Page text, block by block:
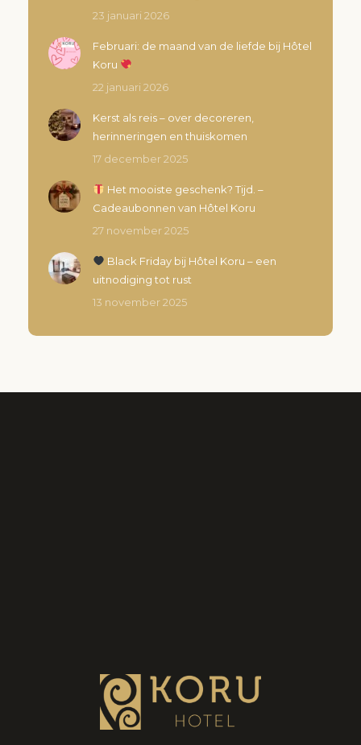
23 januari 2026
Februari: de maand van de liefde bij Hôtel
Koru
22 januari 2026
Kerst als reis – over decoreren,
herinneringen en thuiskomen
17 december 2025
Het mooiste geschenk? Tijd. –
Cadeaubonnen van Hôtel Koru
27 november 2025
Black Friday bij Hôtel Koru – een
uitnodiging tot rust
13 november 2025